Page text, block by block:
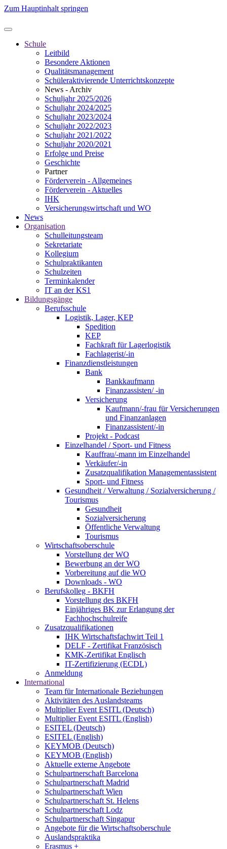
Zum Hauptinhalt springen
Schule
Leitbild
Besondere Aktionen
Qualitätsmanagement
Schüleraktivierende Unterrichtskonzepte
News - Archiv
Schuljahr 2025/2026
Schuljahr 2024/2025
Schuljahr 2023/2024
Schuljahr 2022/2023
Schuljahr 2021/2022
Schuljahr 2020/2021
Erfolge und Preise
Geschichte
Partner
Förderverein - Allgemeines
Förderverein - Aktuelles
IHK
Versicherungswirtschaft und WO
News
Organisation
Schulleitungsteam
Sekretariate
Kollegium
Schulpraktikanten
Schulzeiten
Terminkalender
IT an der KS1
Bildungsgänge
Berufsschule
Logistik, Lager, KEP
Spedition
KEP
Fachkraft für Lagerlogistik
Fachlagerist/-in
Finanzdienstleistungen
Bank
Bankkaufmann
Finanzassisten/ -in
Versicherung
Kaufmann/-frau für Versicherungen
und Finanzanlagen
Finanzassistent/-in
Projekt - Podcast
Einzelhandel / Sport- und Fitness
Kauffrau/-mann im Einzelhandel
Verkäufer/-in
Zusatzqualifikation Managementassistent
Sport- und Fitness
Gesundheit / Verwaltung / Sozialversicherung /
Tourismus
Gesundheit
Sozialversicherung
Öffentliche Verwaltung
Tourismus
Wirtschaftsoberschule
Vorstellung der WO
Bewerbung an der WO
Vorbereitung auf die WO
Downloads - WO
Berufskolleg - BKFH
Vorstellung des BKFH
Einjähriges BK zur Erlangung der
Fachhochschulreife
Zusatzqualifikationen
IHK Wirtschaftsfachwirt Teil 1
DELF - Zertifikat Französisch
KMK-Zertifikat Englisch
IT-Zertifizierung (ECDL)
Anmeldung
International
Team für Internationale Beziehungen
Aktivitäten des Auslandsteams
Multiplier Event ESITL (Deutsch)
Multiplier Event ESITL (English)
ESITEL (Deutsch)
ESITEL (English)
KEYMOB (Deutsch)
KEYMOB (English)
Aktuelle externe Angebote
Schulpartnerschaft Barcelona
Schulpartnerschaft Madrid
Schulpartnerschaft Wien
Schulpartnerschaft St. Helens
Schulpartnerschaft Lodz
Schulpartnerschaft Singapur
Angebote für die Wirtschaftsoberschule
Auslandspraktika
Erasmus +